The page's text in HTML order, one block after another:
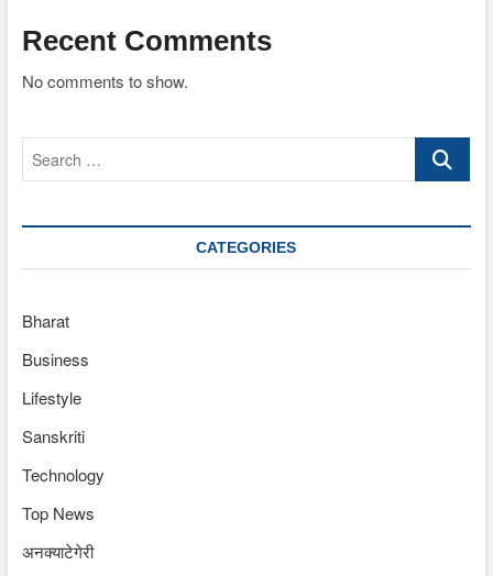
Recent Comments
No comments to show.
Search
CATEGORIES
Bharat
Business
Lifestyle
Sanskriti
Technology
Top News
अनक्याटेगेरी